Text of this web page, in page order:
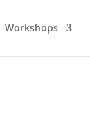
Workshops